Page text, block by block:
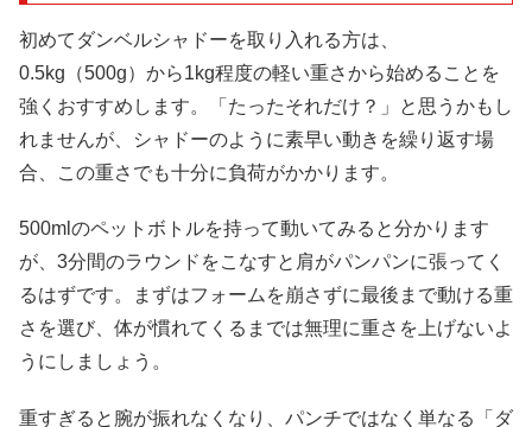
初めてダンベルシャドーを取り入れる方は、
0.5kg（500g）から1kg程度の軽い重さから始めることを
強くおすすめします。「たったそれだけ？」と思うかもし
れませんが、シャドーのように素早い動きを繰り返す場
合、この重さでも十分に負荷がかかります。
500mlのペットボトルを持って動いてみると分かります
が、3分間のラウンドをこなすと肩がパンパンに張ってく
るはずです。まずはフォームを崩さずに最後まで動ける重
さを選び、体が慣れてくるまでは無理に重さを上げないよ
うにしましょう。
重すぎると腕が振れなくなり、パンチではなく単なる「ダ